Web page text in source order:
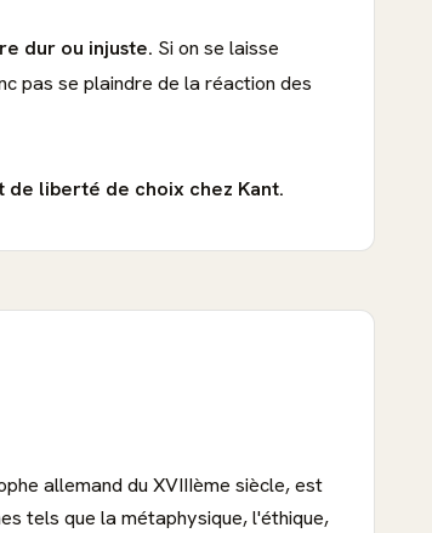
dur ou injuste. Si on se laisse
pas se plaindre de la réaction des
liberté de choix chez Kant.
allemand du XVIIIème siècle, est
tels que la métaphysique, l'éthique,